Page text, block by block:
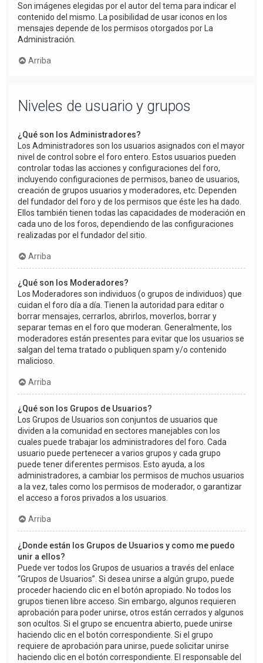
Son imágenes elegidas por el autor del tema para indicar el
contenido del mismo. La posibilidad de usar iconos en los
mensajes depende de los permisos otorgados por La
Administración.
Arriba
Niveles de usuario y grupos
¿Qué son los Administradores?
Los Administradores son los usuarios asignados con el mayor
nivel de control sobre el foro entero. Estos usuarios pueden
controlar todas las acciones y configuraciones del foro,
incluyendo configuraciones de permisos, baneo de usuarios,
creación de grupos usuarios y moderadores, etc. Dependen
del fundador del foro y de los permisos que éste les ha dado.
Ellos también tienen todas las capacidades de moderación en
cada uno de los foros, dependiendo de las configuraciones
realizadas por el fundador del sitio.
Arriba
¿Qué son los Moderadores?
Los Moderadores son individuos (o grupos de individuos) que
cuidan el foro día a día. Tienen la autoridad para editar o
borrar mensajes, cerrarlos, abrirlos, moverlos, borrar y
separar temas en el foro que moderan. Generalmente, los
moderadores están presentes para evitar que los usuarios se
salgan del tema tratado o publiquen spam y/o contenido
malicioso.
Arriba
¿Qué son los Grupos de Usuarios?
Los Grupos de Usuarios son conjuntos de usuarios que
dividen a la comunidad en sectores manejables con los
cuales puede trabajar los administradores del foro. Cada
usuario puede pertenecer a varios grupos y cada grupo
puede tener diferentes permisos. Esto ayuda, a los
administradores, a cambiar los permisos de muchos usuarios
a la vez, tales como los permisos de moderador, o garantizar
el acceso a foros privados a los usuarios.
Arriba
¿Donde están los Grupos de Usuarios y como me puedo
unir a ellos?
Puede ver todos los Grupos de usuarios a través del enlace
“Grupos de Usuarios”. Si desea unirse a algún grupo, puede
proceder haciendo clic en el botón apropiado. No todos los
grupos tienen libre acceso. Sin embargo, algunos requieren
aprobación para poder unirse, otros están cerrados y algunos
son ocultos. Si el grupo se encuentra abierto, puede unirse
haciendo clic en el botón correspondiente. Si el grupo
requiere de aprobación para unirse, puede solicitar unirse
haciendo clic en el botón correspondiente. El responsable del